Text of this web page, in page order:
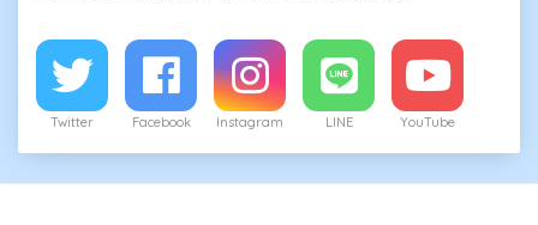
Twitter Facebook Instagram LINE YouTube